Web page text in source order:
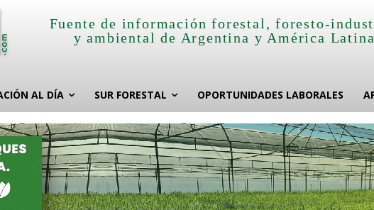
Fuente de información forestal, foresto-
y ambiental de Argentina y América
AL DÍA SUR FORESTAL OPORTUNIDADES LABORALES